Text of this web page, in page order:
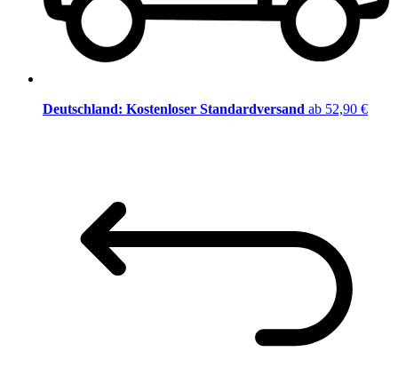
Deutschland: Kostenloser Standardversand ab 52,90 €